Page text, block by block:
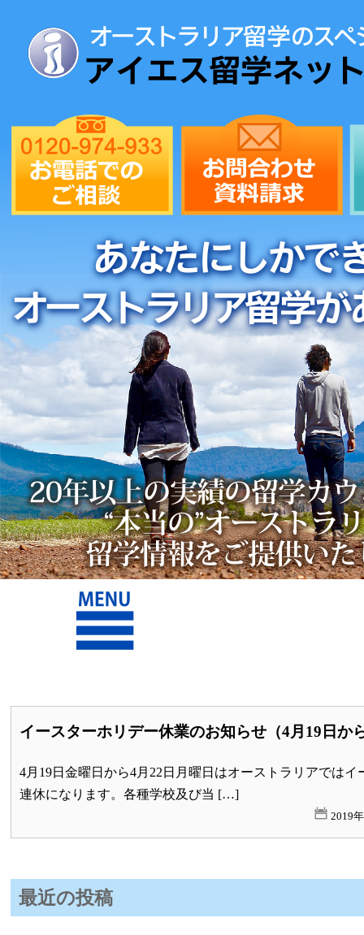
イースターホリデー休業のお知らせ（4月19日か
4月19日金曜日から4月22日月曜日はオーストラリアでは
連休になります。各種学校及び当 […]
2019
最近の投稿